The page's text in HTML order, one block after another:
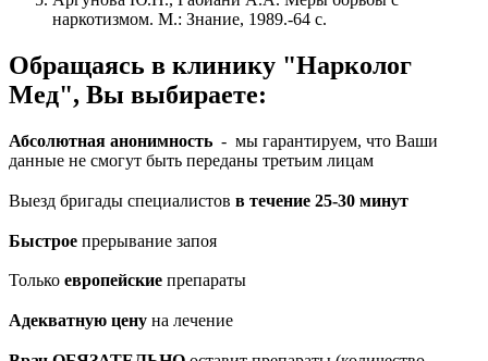
наркотизмом. М.: Знание, 1989.-64 с.
Обращаясь в клинику "Нарколог
Мед", Вы выбираете:
Абсолютная анонимность - мы гарантируем, что Ваши
данные не смогут быть переданы третьим лицам
Выезд бригады специалистов в течение 25-30 минут
Быстрое прерывание запоя
Только европейские препараты
Адекватную цену на лечение